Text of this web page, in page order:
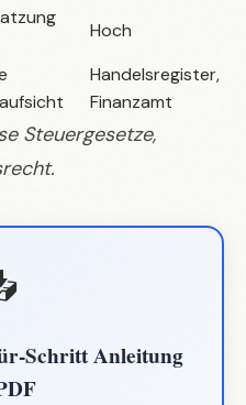
Hoch
Handelsregister,
Finanzamt
Steuergesetze,
Schritt Anleitung